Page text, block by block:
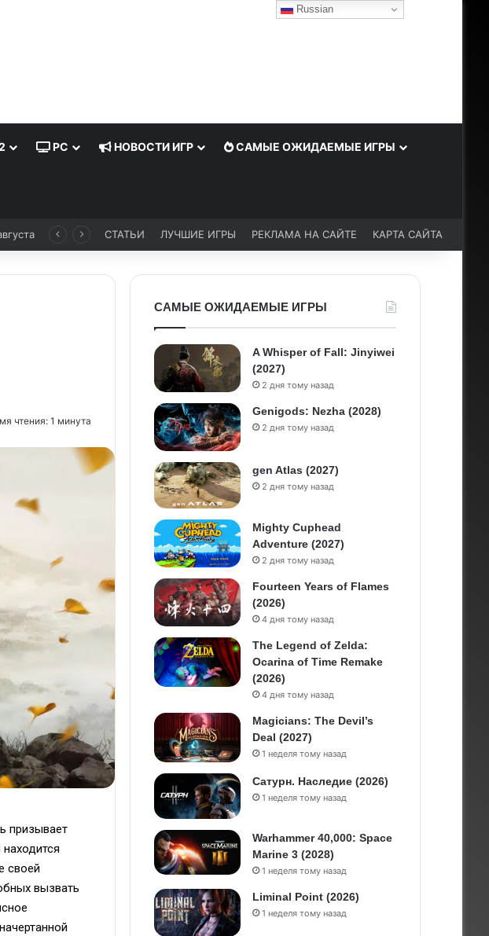
PC НОВОСТИ ИГР САМЫЕ ОЖИДАЕМЫЕ ИГРЫ
СТАТЬИ ЛУЧШИЕ ИГРЫ РЕКЛАМА НА САЙТЕ КАРТА САЙТА
чтения: 1 минута
призывает
своей
вызвать
САМЫЕ ОЖИДАЕМЫЕ ИГРЫ
A Whisper of Fall: Jinyiwei
(2027)
2 дня тому назад
Genigods: Nezha (2028)
2 дня тому назад
gen Atlas (2027)
2 дня тому назад
Mighty Cuphead
Adventure (2027)
2 дня тому назад
Fourteen Years of Flames
(2026)
4 дня тому назад
The Legend of Zelda:
Ocarina of Time Remake
(2026)
4 дня тому назад
Magicians: The Devil’s
Deal (2027)
1 неделя тому назад
Сатурн. Наследие (2026)
1 неделя тому назад
Warhammer 40,000: Space
Marine 3 (2028)
1 неделя тому назад
Liminal Point (2026)
1 неделя тому назад
Russian